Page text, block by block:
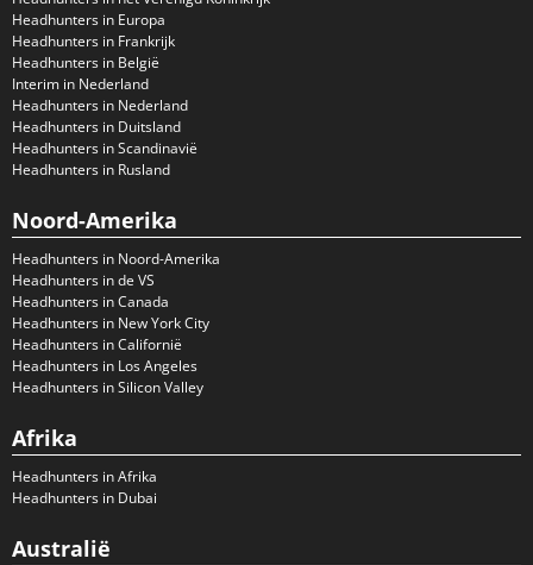
Headhunters in Europa
Headhunters in Frankrijk
Headhunters in België
Interim in Nederland
Headhunters in Nederland
Headhunters in Duitsland
Headhunters in Scandinavië
Headhunters in Rusland
Noord-Amerika
Headhunters in Noord-Amerika
Headhunters in de VS
Headhunters in Canada
Headhunters in New York City
Headhunters in Californië
Headhunters in Los Angeles
Headhunters in Silicon Valley
Afrika
Headhunters in Afrika
Headhunters in Dubai
Australië